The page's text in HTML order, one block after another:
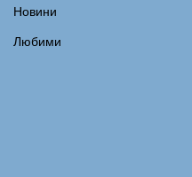
Новини
Любими